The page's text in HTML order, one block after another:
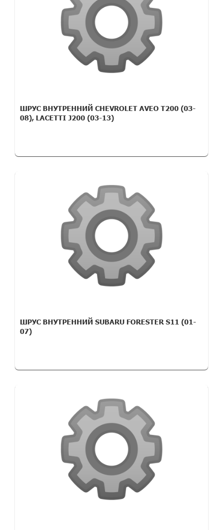
ШРУС ВНУТРЕННИЙ CHEVROLET AVEO T200 (03-
08), LACETTI J200 (03-13)
ШРУС ВНУТРЕННИЙ SUBARU FORESTER S11 (01-
07)